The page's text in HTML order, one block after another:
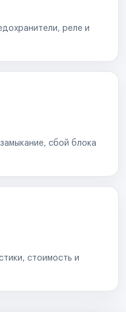
реле и
сбой блока
стоимость и